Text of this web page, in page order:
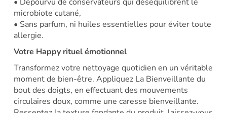
microbiote cutané,
• Sans parfum, ni huiles essentielles pour éviter toute
allergie.
Votre Happy rituel émotionnel
Transformez votre nettoyage quotidien en un véritable
moment de bien-être. Appliquez La Bienveillante du
bout des doigts, en effectuant des mouvements
circulaires doux, comme une caresse bienveillante.